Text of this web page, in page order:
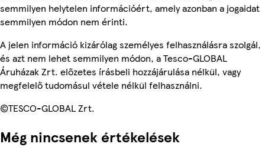
semmilyen helytelen információért, amely azonban a jogaidat
semmilyen módon nem érinti.
A jelen információ kizárólag személyes felhasználásra szolgál,
és azt nem lehet semmilyen módon, a Tesco-GLOBAL
Áruházak Zrt. előzetes írásbeli hozzájárulása nélkül, vagy
megfelelő tudomásul vétele nélkül felhasználni.
©TESCO-GLOBAL Zrt.
Még nincsenek értékelések